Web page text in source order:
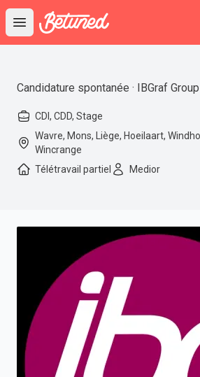
Open main menu
Betuned
Candidature spontanée · IBGraf Group
CDI, CDD, Stage
Wavre, Mons, Liège, Hoeilaart,
Wincrange
Télétravail partiel
Medior